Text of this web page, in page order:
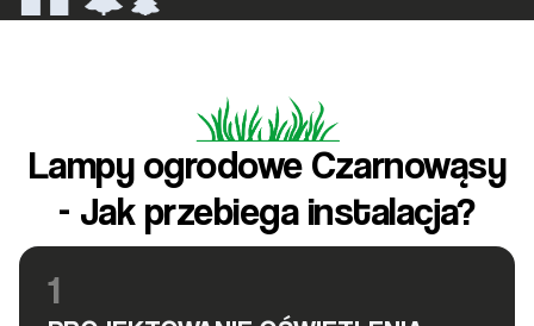
Lampy ogrodowe Czarnowąsy
- Jak przebiega instalacja?
1